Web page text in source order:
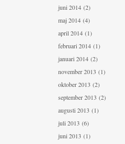
juni 2014 (2)
maj 2014 (4)
april 2014 (1)
februari 2014 (1)
januari 2014 (2)
november 2013 (1)
oktober 2013 (2)
september 2013 (2)
augusti 2013 (1)
juli 2013 (6)
juni 2013 (1)